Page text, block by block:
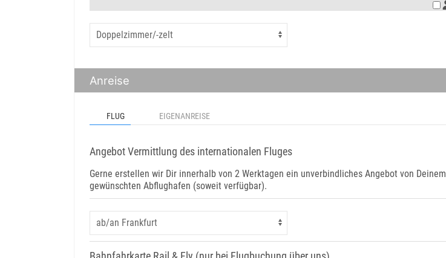
Anreise
FLUG EIGENANREISE
Angebot Vermittlung des internationalen Fluges
Gerne erstellen wir Dir innerhalb von 2 Werktagen ein unverbindliches Angebot von Deinem
gewünschten Abflughafen (soweit verfügbar).